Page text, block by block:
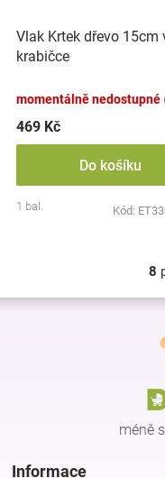
Vlak Krtek dřevo 15cm
krabičce
momentálně nedostupné
469 Kč
Do košíku
1 bal. Kód:
8
Z
méně
Informace